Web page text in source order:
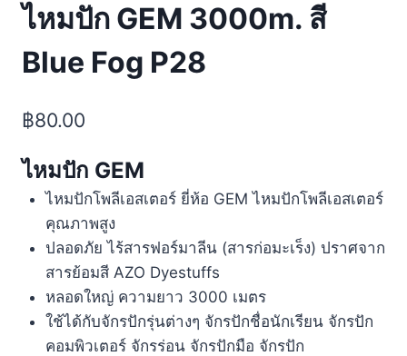
ไหมปัก GEM 3000m. สี
Blue Fog P28
฿80.00
ไหมปัก GEM
ไหมปักโพลีเอสเตอร์ ยี่ห้อ GEM ไหมปักโพลีเอสเตอร์
คุณภาพสูง
ปลอดภัย ไร้สารฟอร์มาลีน (สารก่อมะเร็ง) ปราศจาก
สารย้อมสี AZO Dyestuffs
หลอดใหญ่ ความยาว 3000 เมตร
ใช้ได้กับจักรปักรุ่นต่างๆ จักรปักชื่อนักเรียน จักรปัก
คอมพิวเตอร์ จักรร่อน จักรปักมือ จักรปัก